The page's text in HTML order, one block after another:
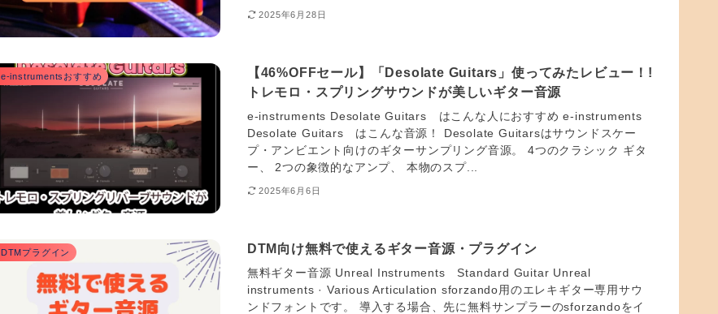
2025年6月28日
e-instrumentsおすすめ
【46%OFFセール】「Desolate Guitars」使ってみたレビュー！!
トレモロ・スプリングサウンドが美しいギター音源
e-instruments Desolate Guitars はこんな人におすすめ e-instruments
Desolate Guitars はこんな音源！ Desolate Guitarsはサウンドスケー
プ・アンビエント向けのギターサンプリング音源。 4つのクラシック ギタ
ー、 2つの象徴的なアンプ、 本物のスプ...
2025年6月6日
DTMプラグイン DTM向け無料で使えるギター音源・プラグイン
無料ギター音源 Unreal Instruments Standard Guitar Unreal
instruments · Various Articulation sforzando用のエレキギター専用サウ
ンドフォントです。 導入する場合、先に無料サンプラーのsforzandoをイ